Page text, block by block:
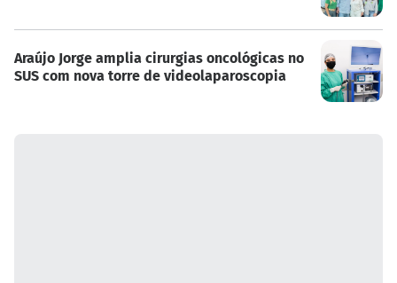
Araújo Jorge amplia cirurgias oncológicas no
SUS com nova torre de videolaparoscopia